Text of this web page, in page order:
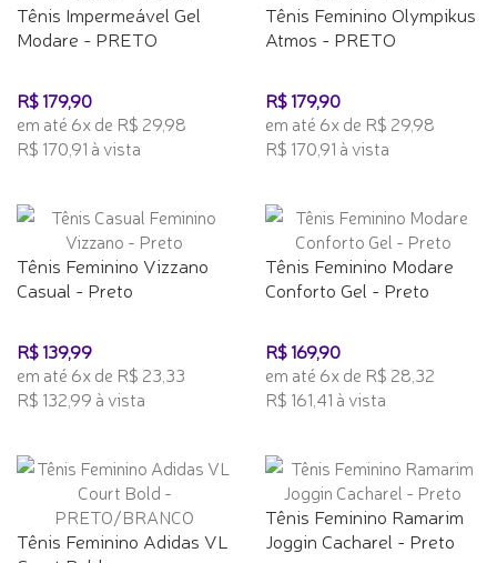
Tênis Impermeável Gel
Modare - PRETO
R$ 179,90
em até 6x de R$ 29,98
R$ 170,91 à vista
Tênis Feminino Olympikus
Atmos - PRETO
R$ 179,90
em até 6x de R$ 29,98
R$ 170,91 à vista
Tênis Feminino Vizzano
Casual - Preto
R$ 139,99
em até 6x de R$ 23,33
R$ 132,99 à vista
Tênis Feminino Modare
Conforto Gel - Preto
R$ 169,90
em até 6x de R$ 28,32
R$ 161,41 à vista
Tênis Feminino Adidas VL
Tênis Feminino Ramarim
Joggin Cacharel - Preto